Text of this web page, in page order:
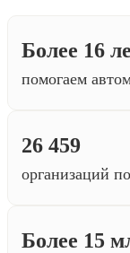
Более 16
помогаем
26 459
организаций
Более 15